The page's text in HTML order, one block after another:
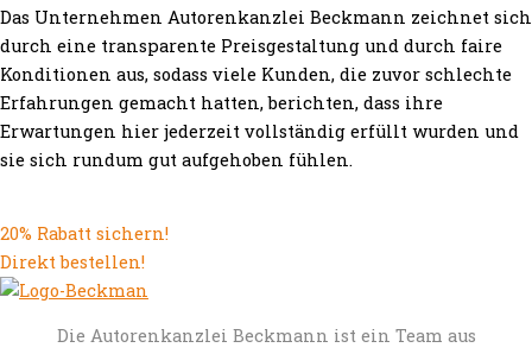
Das Unternehmen Autorenkanzlei Beckmann zeichnet sich
durch eine transparente Preisgestaltung und durch faire
Konditionen aus, sodass viele Kunden, die zuvor schlechte
Erfahrungen gemacht hatten, berichten, dass ihre
Erwartungen hier jederzeit vollständig erfüllt wurden und
sie sich rundum gut aufgehoben fühlen.
20% Rabatt sichern!
Direkt bestellen!
Die Autorenkanzlei Beckmann ist ein Team aus